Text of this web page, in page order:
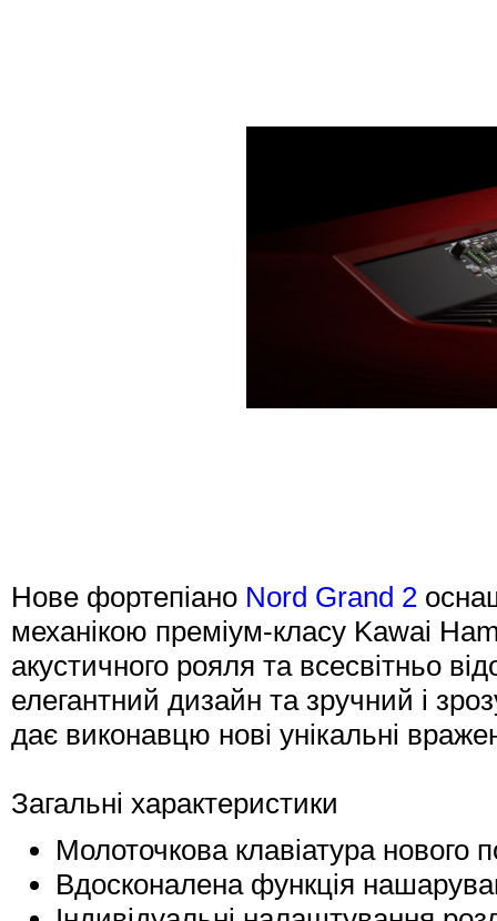
Нове фортепіано Nord Grand 2
механікою преміум-класу Kawai
акустичного рояля та всесвітньо
елегантний дизайн та зручний і
дає виконавцю нові унікальні
Загальні характеристики
Молоточкова клавіатура нового
Вдосконалена функція